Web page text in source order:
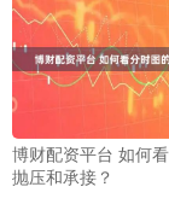
博财配资平台 如何
抛压和承接？